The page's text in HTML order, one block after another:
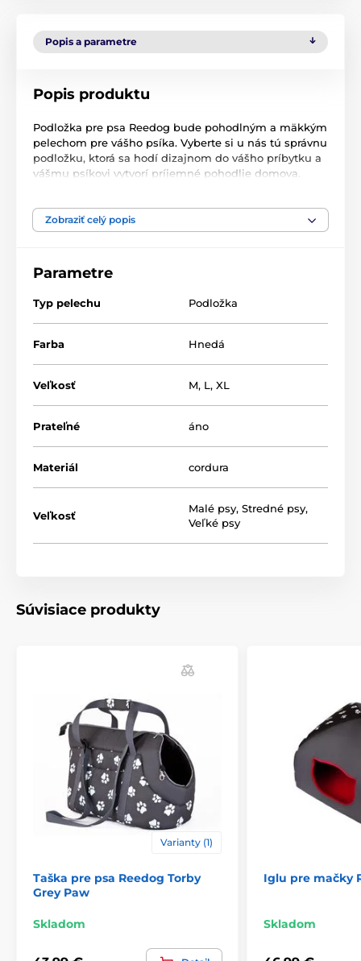
Popis a parametre
Popis produktu
Podložka pre psa Reedog bude pohodlným a mäkkým
pelechom pre vášho psíka. Vyberte si u nás tú správnu
podložku, ktorá sa hodí dizajnom do vášho príbytku a
vášmu psíkovi vytvorí príjemné pohodlie domova.
kamaráta. Snímateľný poťah, je možné pomocou
zipsov ľahko zložiť a vyprať v ruke, alebo v práčke na
mäkučkým molitánom a zaistí tak pre vaše domácich
miláčikov pokojné a pohodlné miesto pre odpočinok a
Kvalitná a odolná cordura
Jednoduchá údržba
Podložka pre psa Reedog Thin Brown Bone
Technické špecifikácie sa môžu zmeniť bez
predchádzajúceho upozornenia. Obrázky majú len
ilustračný charakter.
Produkt je zaradený v kategóriách
Pre malé psy
Pre velké psy
Zobraziť celý popis
Parametre
Typ pelechu Podložka
Farba Hnedá
Veľkosť M, L, XL
Prateľné áno
Materiál cordura
Veľkosť
Malé psy, Stredné psy,
Veľké psy
Súvisiace produkty
Varianty (1)
Taška pre psa Reedog Torby
Grey Paw
Skladom
Iglu pre mačky
Skladom